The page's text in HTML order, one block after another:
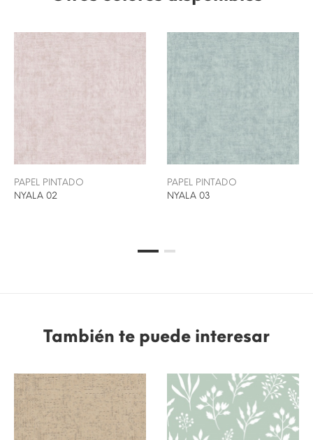
PAPEL PINTADO
NYALA 02
PAPEL PINTADO
NYALA 03
También te puede interesar